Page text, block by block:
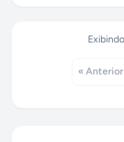
Exibindo
« Anterior